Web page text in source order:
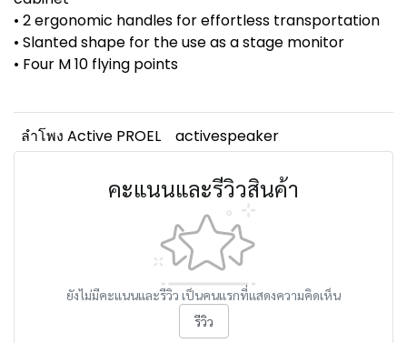
• 2 ergonomic handles for effortless transportation
• Slanted shape for the use as a stage monitor
• Four M 10 flying points
ลำโพง Active PROEL activespeaker
คะแนนและรีวิวสินค้า
ยังไม่มีคะแนนและรีวิว เป็นคนแรกที่แสดงความคิดเห็น
รีวิว